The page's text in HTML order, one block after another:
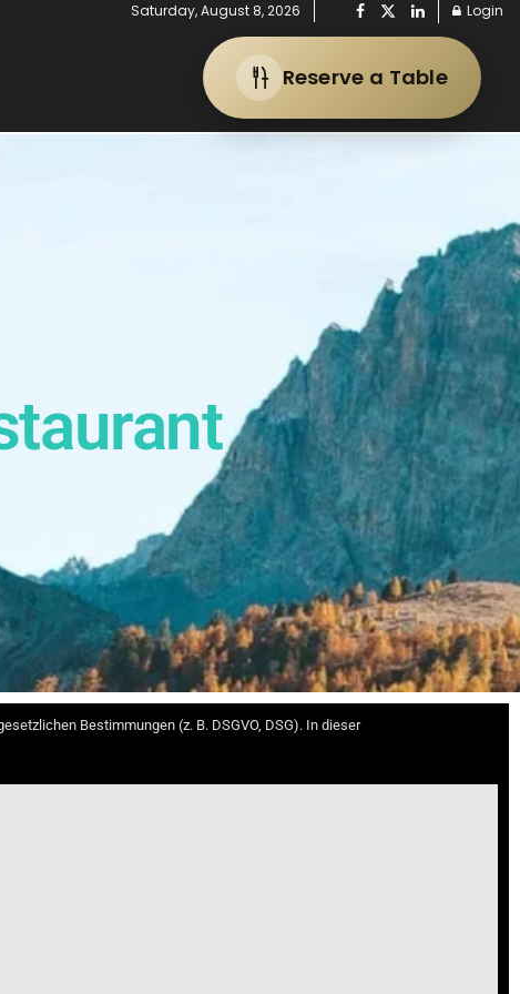
Saturday, August 8, 2026 Login
Reserve a Table
Bestimmungen (z. B. DSGVO, DSG). In dieser